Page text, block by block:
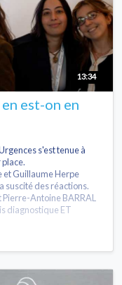
13:34
est-on en
s'est tenue à
et Guillaume Herpe
suscité des réactions.
Antoine BARRAL
diagnostique ET